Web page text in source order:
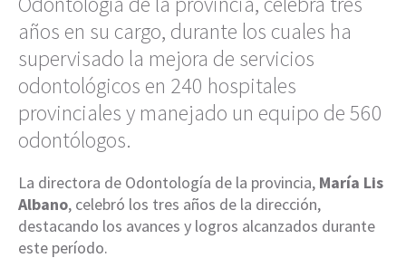
años en su cargo, durante los cuales ha
supervisado la mejora de servicios
odontológicos en 240 hospitales
provinciales y manejado un equipo de 560
odontólogos.
La directora de Odontología de la provincia, María Lis
Albano, celebró los tres años de la dirección,
destacando los avances y logros alcanzados durante
este período.